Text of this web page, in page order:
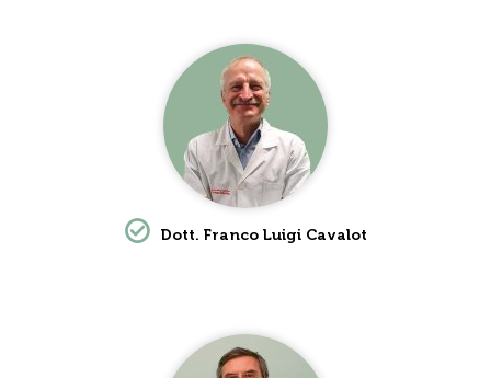
Dott. Franco Luigi Cavalot